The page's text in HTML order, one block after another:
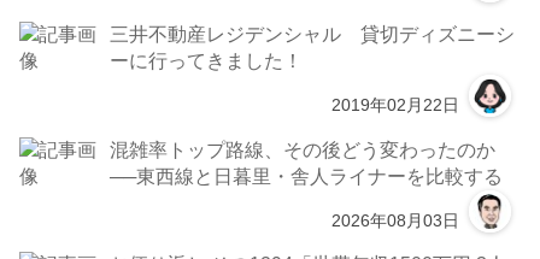
三井不動産レジデンシャル 貸切ディズニーシ
ーに行ってきました！
2019年02月22日
混雑率トップ路線、その後どう変わったのか
──東西線と日暮里・舎人ライナーを比較する
2026年08月03日